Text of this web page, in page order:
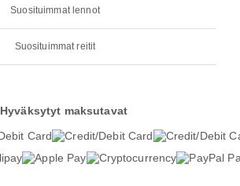
Suosituimmat lennot
Suosituimmat reitit
Hyväksytyt maksutavat